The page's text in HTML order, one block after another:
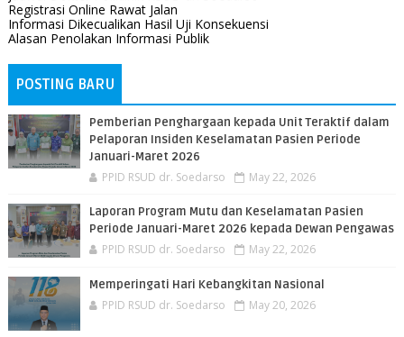
Registrasi Online Rawat Jalan
Informasi Dikecualikan Hasil Uji Konsekuensi
Alasan Penolakan Informasi Publik
POSTING BARU
Pemberian Penghargaan kepada Unit Teraktif dalam
Pelaporan Insiden Keselamatan Pasien Periode
Januari-Maret 2026
PPID RSUD dr. Soedarso May 22, 2026
Laporan Program Mutu dan Keselamatan Pasien
Periode Januari-Maret 2026 kepada Dewan Pengawas
PPID RSUD dr. Soedarso May 22, 2026
Memperingati Hari Kebangkitan Nasional
PPID RSUD dr. Soedarso May 20, 2026